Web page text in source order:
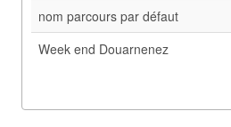
nom parcours par défaut
Week end Douarnenez